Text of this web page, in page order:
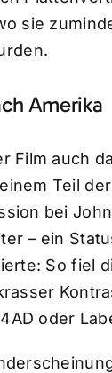
sie
Amerika
Film auch
Teil
bei
– ein
So fiel
oder